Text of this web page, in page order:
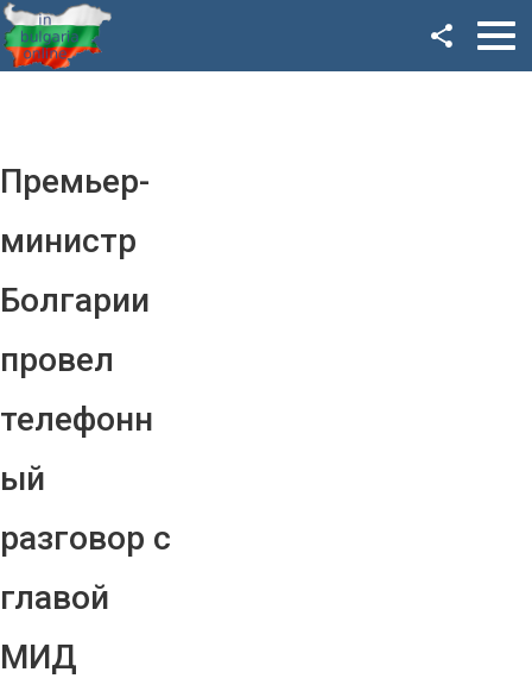
Премьер-
министр
Болгарии
провел
телефонн
ый
разговор с
главой
МИД